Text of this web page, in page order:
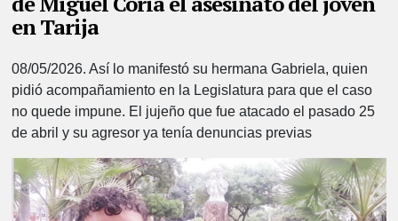
en Tarija
08/05/2026. Así lo manifestó su hermana Gabriela, quien
pidió acompañamiento en la Legislatura para que el caso
no quede impune. El jujeño que fue atacado el pasado 25
de abril y su agresor ya tenía denuncias previas